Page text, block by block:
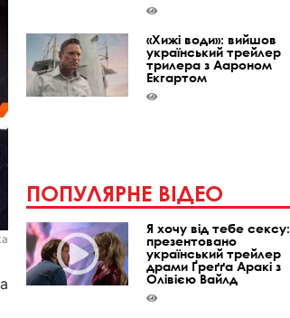
«Хижі води»: вийшов
український трейлер
трилера з Аароном
Екгартом
ПОПУЛЯРНЕ ВІДЕО
Я хочу від тебе сексу:
презентовано
український трейлер
драми Ґреґґа Аракі з
Олівією Вайлд